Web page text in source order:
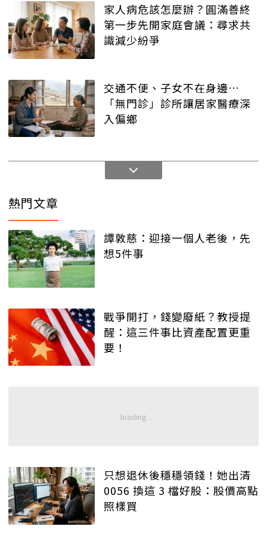
家人病危該怎麼辦？圓滿善終
第一步先開家庭會議：尋求共
識減少紛爭
交通不便、子女不在身邊…
「無門診」診所讓居家醫療深
入偏鄉
熱門文章
譚敦慈：迎接一個人老後，先
想5件事
戰爭開打，錢變廢紙？教授提
醒：這三件事比資產配置更重
要！
只想退休後穩穩領錢！她出清
0056 換這 3 檔好股：股價高點
照樣買